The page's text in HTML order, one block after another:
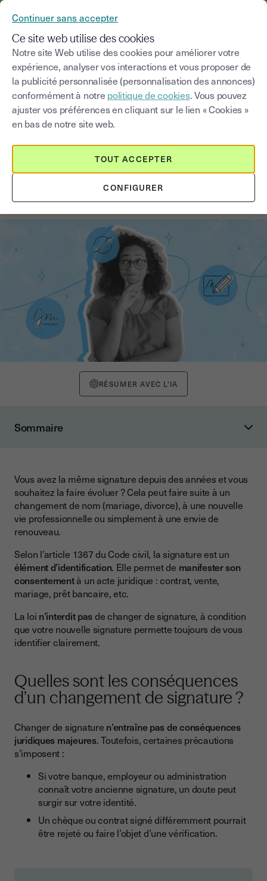
Blog
Choisir une catégorie Saisissez un terme
Changer de signature : ce que dit
la loi et comment faire
RÉSUMER AVEC L'IA
Sommaire
Signature électronique vs signature manuscrite
Changer de signature dans vos outils (mail, PDF...)
Conclusion
Vous avez la même signature depuis des années et vous
souhaitez la faire évoluer ? Cela peut faire suite à un
changement de nom (mariage, divorce), à une nouvelle
vie professionnelle ou simplement à une envie de
renouveau.
Selon l’article 1367 du Code civil, la signature est un
élément d’identification. Elle permet de manifester son
consentementà un acte juridique : contrat, vente,
mariage, prêt bancaire, etc.
La loi n’interdit pasde changer de signature, à condition
que votre nouvelle signature permette toujours de vous
identifier clairement.
Quelles sont les conséquences
d’un changement de signature ?
Changer de signature n’entraîne pas de conséquences
juridiques majeures. Toutefois, certaines précautions
s’imposent :
Si votre banque, employeur ou administration
connaît votre ancienne signature, un doute peut
surgir sur votre identité.
Un chèque ou contrat signé différemment pourrait
être rejeté ou faire l’objet d’une vérification.
Continuer sans accepter
Ce site web utilise des cookies
Notre site Web utilise des cookies pour améliorer votre
expérience, analyser vos interactions et vous proposer de
la publicité personnalisée (personnalisation des annonces)
conformément à notre politique de cookies. Vous pouvez
ajuster vos préférences en cliquant sur le lien « Cookies »
en bas de notre site web.
CONFIGURER
TOUT ACCEPTER